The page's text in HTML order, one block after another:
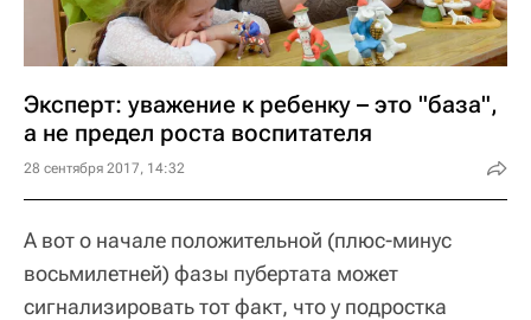
Эксперт: уважение к ребенку – это "база",
а не предел роста воспитателя
28 сентября 2017, 14:32
А вот о начале положительной (плюс-минус
восьмилетней) фазы пубертата может
сигнализировать тот факт, что у подростка